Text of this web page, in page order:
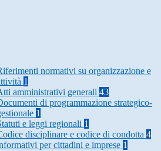
normativi su organizzazione e
1
amministrativi generali 43
di programmazione strategico-
1
e leggi regionali 1
disciplinare e codice di condotta 4
per cittadini e imprese 1